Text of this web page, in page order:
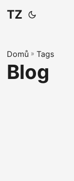
TZ
Domů » Tags
Blog